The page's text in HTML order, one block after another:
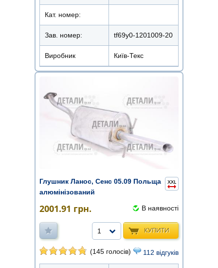
Кат. номер:
Зав. номер: tf69y0-1201009-20
Виробник Київ-Текс
Глушник Ланос, Сенс 05.09 Польща
алюмінізований
2001.91 грн. В наявності
КУПИТИ
1
(145 голосів) 112 відгуків